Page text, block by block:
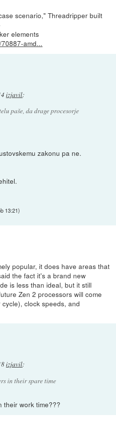
scenario," Threadripper built
elements
amd...
izjavil:
paše, da drage procesorje
zakonu pa ne.
13:21)
popular, it does have areas that
the fact it's a brand new
is less than ideal, but it still
Zen 2 processors will come
clock speeds, and
izjavil:
in their spare time
their work time???